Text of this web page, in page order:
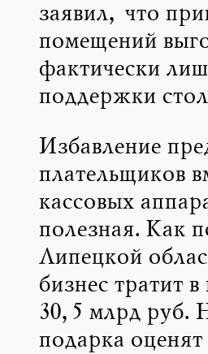
заявил, что
помещений
фактически
поддержки
Избавление
плательщиков
кассовых
полезная. Как
Липецкой
бизнес тратит
30,5 млрд руб.
подарка